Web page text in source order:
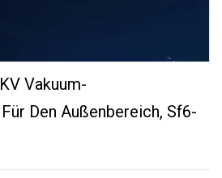
Vakuum-
Den Außenbereich, Sf6-